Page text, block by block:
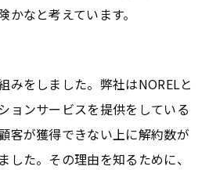
なと考えています。
みをしました。弊社はNORELと
ョンサービスを提供をしている
客が獲得できない上に解約数が
した。その理由を知るために、